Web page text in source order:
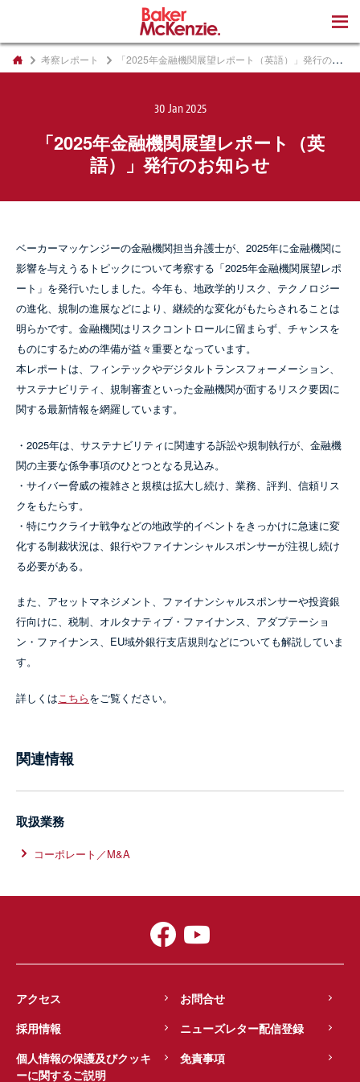
考察レポート 「2025年金融機関展望レポート（英語）」発行のお知らせ
30 Jan 2025
「2025年金融機関展望レポート（英
語）」発行のお知らせ
ベーカーマッケンジーの金融機関担当弁護士が、2025年に金融機関に
影響を与えうるトピックについて考察する「2025年金融機関展望レポ
ート」を発行いたしました。今年も、地政学的リスク、テクノロジー
の進化、規制の進展などにより、継続的な変化がもたらされることは
明らかです。金融機関はリスクコントロールに留まらず、チャンスを
ものにするための準備が益々重要となっています。
本レポートは、フィンテックやデジタルトランスフォーメーション、
サステナビリティ、規制審査といった金融機関が面するリスク要因に
関する最新情報を網羅しています。
・2025年は、サステナビリティに関連する訴訟や規制執行が、金融機
関の主要な係争事項のひとつとなる見込み。
・サイバー脅威の複雑さと規模は拡大し続け、業務、評判、信頼リス
クをもたらす。
・特にウクライナ戦争などの地政学的イベントをきっかけに急速に変
化する制裁状況は、銀行やファイナンシャルスポンサーが注視し続け
る必要がある。
また、アセットマネジメント、ファイナンシャルスポンサーや投資銀
行向けに、税制、オルタナティブ・ファイナンス、アダプテーショ
ン・ファイナンス、EU域外銀行支店規則などについても解説していま
す。
詳しくは こちらをご覧ください。
関連情報
取扱業務
コーポレート／M&A
アクセス
お問合せ
採用情報
ニューズレター配信登録
個人情報の保護及びクッキ
ーに関するご説明
免責事項